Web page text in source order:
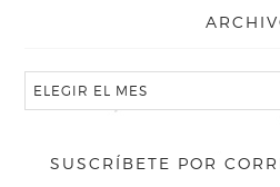
SUSCRÍBETE POR